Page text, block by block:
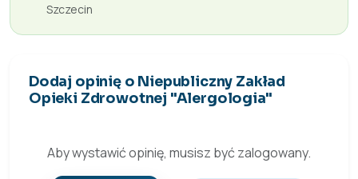
Szczecin
Dodaj opinię o Niepubliczny Zakład
Opieki Zdrowotnej "Alergologia"
Aby wystawić opinię, musisz być zalogowany.